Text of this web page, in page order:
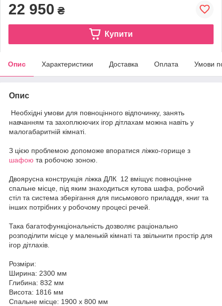
22 950 ₴
Купити
Опис Характеристики Доставка Оплата Умови
Опис
Необхідні умови для повноцінного відпочинку, занять
навчанням та захоплюючих ігор дітлахам можна навіть у
малогабаритній кімнаті.
З цією проблемою допоможе впоратися ліжко-горище з
шафою та робочою зоною. ⠀
Двоярусна конструкція ліжка ДЛК 12 вміщує повноцінне
спальне місце, під яким знаходиться кутова шафа, робочий
стіл та система зберігання для письмового приладдя, книг та
інших потрібних у робочому процесі речей. ⠀
Така багатофункціональність дозволяє раціонально
розподілити місце у маленькій кімнаті та звільнити простір для
ігор дітлахів.
Розміри:
Ширина: 2300 мм
Глибина: 832 мм
Висота: 1816 мм
Спальне місце: 1900 х 800 мм